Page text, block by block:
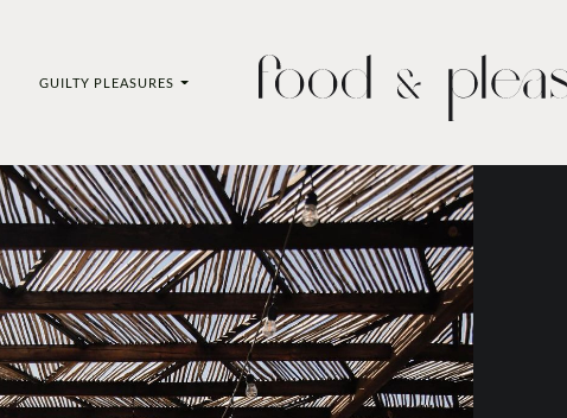
GUILTY PLEASURES